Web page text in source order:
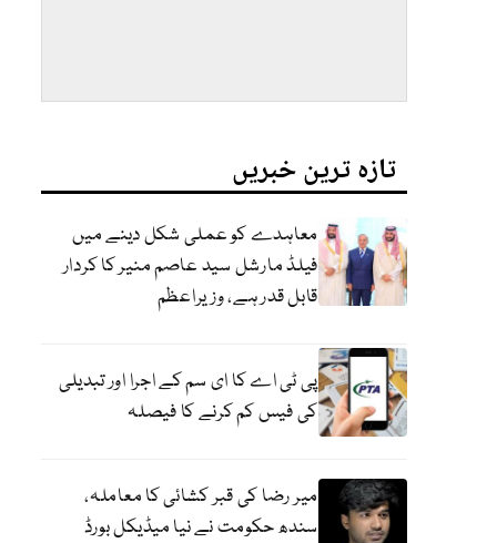
تازہ ترین خبریں
معاہدے کو عملی شکل دینے میں
فیلڈ مارشل سید عاصم منیر کا کردار
قابل قدر ہے، وزیراعظم
پی ٹی اے کا ای سم کے اجرا اور تبدیلی
کی فیس کم کرنے کا فیصلہ
میر رضا کی قبر کشائی کا معاملہ،
سندھ حکومت نے نیا میڈیکل بورڈ